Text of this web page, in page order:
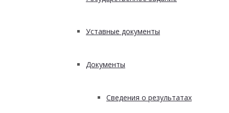
Уставные документы
Документы
Сведения о результатах